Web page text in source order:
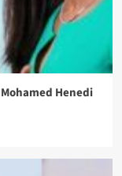
Henedi